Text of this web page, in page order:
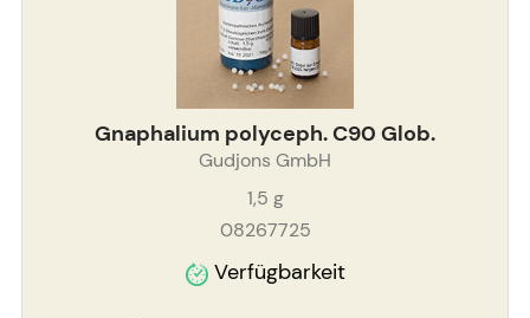
Gnaphalium polyceph. C90 Glob.
Gudjons GmbH
1,5 g
08267725
Verfügbarkeit